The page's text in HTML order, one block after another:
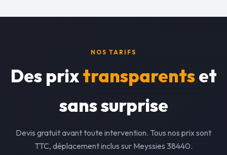
NOS TARIFS
Des prixtransparentset
sans surprise
Devis gratuit avant toute intervention. Tous nos prix sont
TTC, déplacement inclus sur Meyssies 38440.